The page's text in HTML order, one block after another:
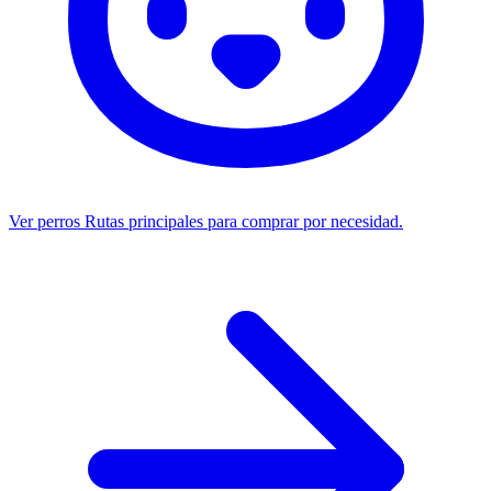
Ver perros Rutas principales para comprar por necesidad.